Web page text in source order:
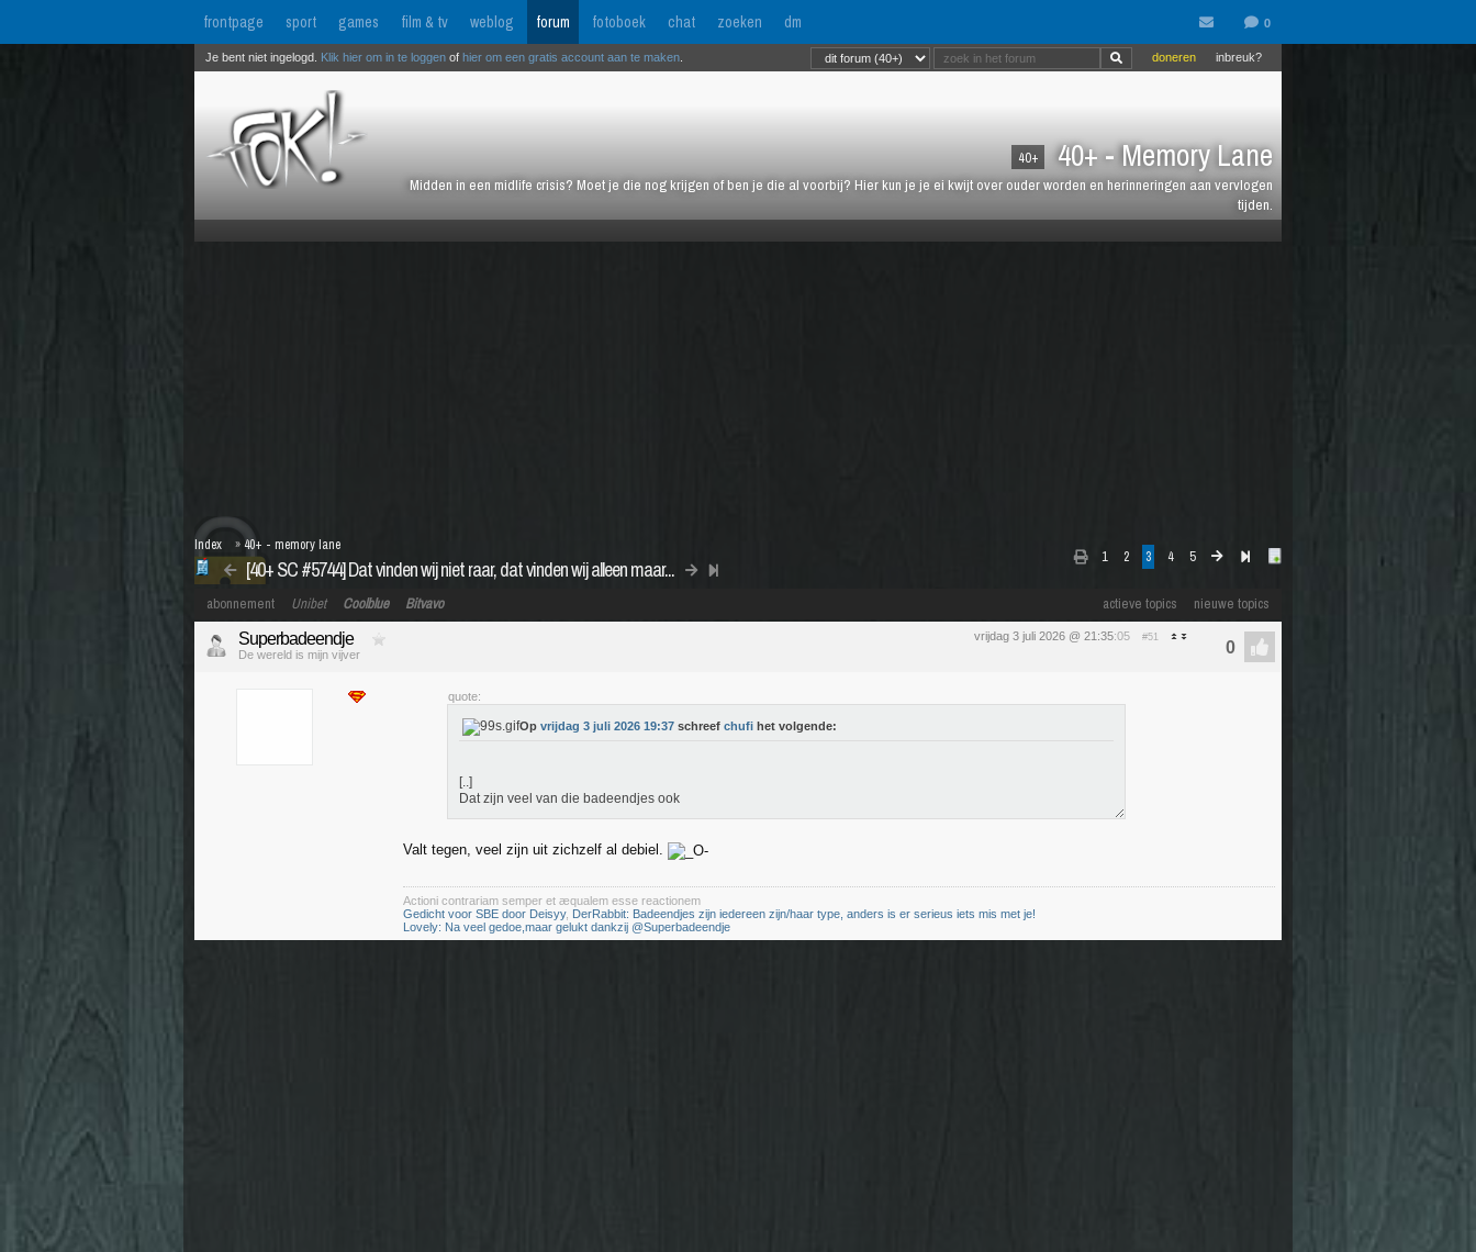
frontpage sport games film & tv weblog forum fotoboek chat zoeken dm
40+ 40+ - Memory Lane
Midden in een midlife crisis? Moet je die nog krijgen of ben je die al voorbij? Hier kun je je ei kwijt over ouder worden en herinneringen aan vervlogen
tijden.
inbreuk?
doneren
Je bent niet ingelogd. Klik hier om in te loggen of hier om een gratis account aan te maken
1 2 3 4 5
[40+ SC #5744] Dat vinden wij niet raar, dat vinden wij alleen maar...
Index » 40+ - memory lane
actieve topics nieuwe topics
abonnement Unibet Coolblue Bitvavo
vrijdag 3 juli 2026 @ 21:35:05 #51
Superbadeendje
De wereld is mijn vijver
quote:
Op vrijdag 3 juli 2026 19:37 schreef chufi het volgende:
[..]
Dat zijn veel van die badeendjes ook
Valt tegen, veel zijn uit zichzelf al debiel.
Actioni contrariam semper et æqualem esse reactionem
Gedicht voor SBE door Deisyy, DerRabbit: Badeendjes zijn iedereen zijn/haar type, anders is er serieus iets mis met je!
Lovely: Na veel gedoe,maar gelukt dankzij @Superbadeendje